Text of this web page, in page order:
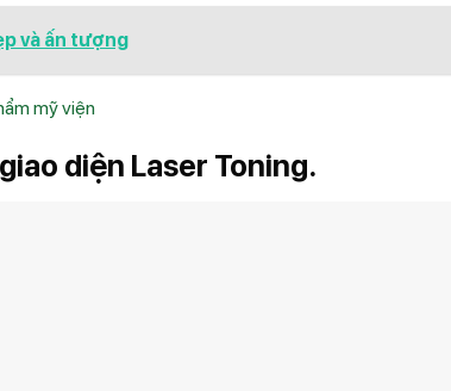
và ấn tượng
mỹ viện
diện Laser Toning.